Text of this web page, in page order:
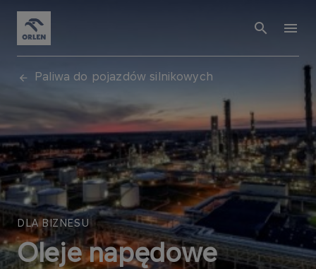
Paliwa do pojazdów silnikowych
DLA BIZNESU
Oleje napędowe